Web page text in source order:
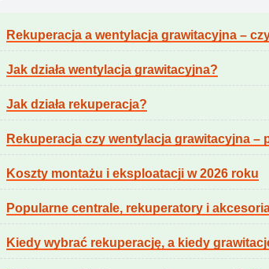
Rekuperacja a wentylacja grawitacyjna –
Jak działa wentylacja grawitacyjna?
Jak działa rekuperacja?
Rekuperacja czy wentylacja grawitacyjna –
Koszty montażu i eksploatacji w 2026 roku
Popularne centrale, rekuperatory i
Kiedy wybrać rekuperację, a kiedy